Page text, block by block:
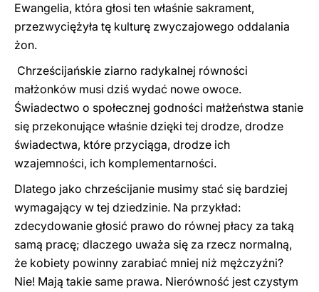
Ewangelia, która głosi ten właśnie sakrament,
przezwyciężyła tę kulturę zwyczajowego oddalania
żon.
Chrześcijańskie ziarno radykalnej równości
małżonków musi dziś wydać nowe owoce.
Świadectwo o społecznej godności małżeństwa stanie
się przekonujące właśnie dzięki tej drodze, drodze
świadectwa, które przyciąga, drodze ich
wzajemności, ich komplementarności.
Dlatego jako chrześcijanie musimy stać się bardziej
wymagający w tej dziedzinie. Na przykład:
zdecydowanie głosić prawo do równej płacy za taką
samą pracę; dlaczego uważa się za rzecz normalną,
że kobiety powinny zarabiać mniej niż mężczyźni?
Nie! Mają takie same prawa. Nierówność jest czystym